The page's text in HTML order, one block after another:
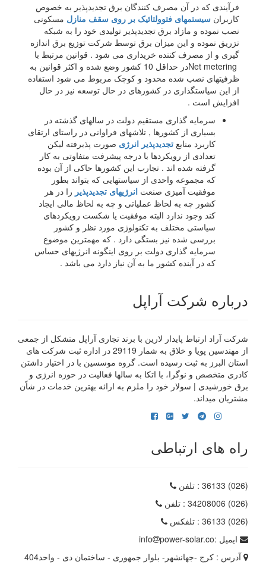
فرآیندی که در آن مصرف کنندگان برق تجدیدپذیر به خصوص
کاربران سیستمهای فتوولتائیک بر روی سقف منازل مسکونی
نصب نموده و مازاد برق تجدیدپذیر تولیدی خود را به شبکه
تزریق نموده و این میزان برق توسط شرکت توزیع برق اندازه
گیری و از مصرف کننده خریداری می شود . قوانین مرتبط با
Net meteringدر حداقل 10 کشور وضع شده و اکثر قوانین به
ظرفیتهای نصب شده محدود و کوچک مربوط می شود استفاده
از این سیاستگذاری در کشورهای در حال توسعه نیز در حال
افزایش است .
سرمایه گذاری مستقیم دولت در سالهای گذشته در
بسیاری از کشورها , تلاشهای فراوانی در راستای ارتقای
کاربرد منابع تجدیدپذیر انرژی صورت پذیرفته لیکن
تعدادی از رویکردها با درجه پیشرفت متفاوتی به کار
گرفته شده اند . تجارب این کشورها حاکی از آن بوده
که مجموعه واحدی از سیاستهایی که بتواند بطور
موفقیت آمیزی صنعت انرژیهای تجدیدپذیر را در هر
کشور چه به لحاظ عملیاتی و چه به لحاظ مالی ایجاد
کند وجود ندارد البته موفقیت یا شکست رویکردهای
سیاستی مختلف به تکنولوژی مورد نظر و کشور
بررسی شده نیز بستگی دارد . که مهمترین موضوع
سرمایه گذاری دولت بر روی اینگونه انرژیهای حساس
که در آینده کشور ما به آن نیاز دارد می باشد .
درباره شرکت آراپل
شرکت آراد ارتباط پایدار لارین با برند تجاری آراپل متشکل از جمعی
از مهندسین پویا و خلاق به شمار 29119 در اداره ثبت شرکت های
استان البرز به ثبت رسیده است. گروه موسسین با در اختیار داشتن
کادری متخصص و نوگرا، با اتکا به سالها فعالیت در حوزه انرژی و
برق خورشیدی | سولار خود را ملزم به ارائه بهترین خدمات در شاًن
مشتریان میداند.
راه های ارتباطی
(026) 36133
: تلفن
(026) 34208006
: تلفن
(026) 36133
: تلفکس
ایمیل :
info
power-solar.co
آدرس : کرج -جهانشهر- بلوار جمهوری - ساختمان دی - واحد404